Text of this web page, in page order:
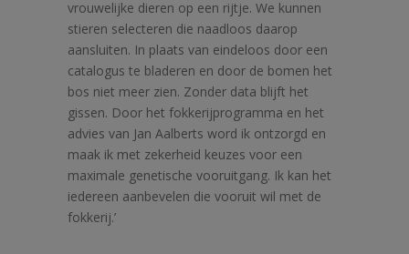
vrouwelijke dieren op een rijtje. We kunnen
stieren selecteren die naadloos daarop
aansluiten. In plaats van eindeloos door een
catalogus te bladeren en door de bomen het
bos niet meer zien. Zonder data blijft het
gissen. Door het fokkerijprogramma en het
advies van Jan Aalberts word ik ontzorgd en
maak ik met zekerheid keuzes voor een
maximale genetische vooruitgang. Ik kan het
iedereen aanbevelen die vooruit wil met de
fokkerij.’